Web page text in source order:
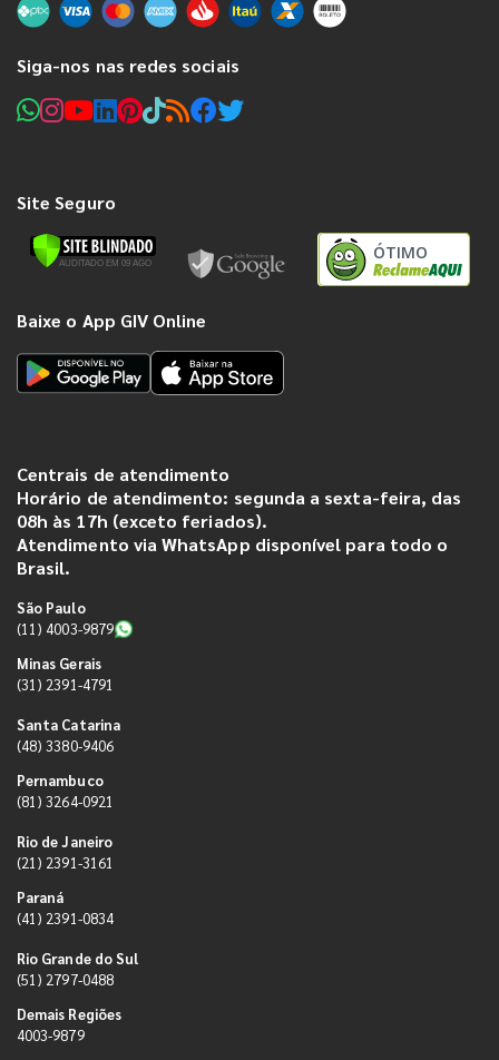
Siga-nos nas redes sociais
Site Seguro
ÓTIMO
Baixe o App GIV Online
Centrais de atendimento
Horário de atendimento: segunda a sexta-feira, das
08h às 17h (exceto feriados).
Atendimento via WhatsApp disponível para todo o
Brasil.
São Paulo
(11) 4003-9879
Minas Gerais
(31) 2391-4791
Santa Catarina
(48) 3380-9406
Pernambuco
(81) 3264-0921
Rio de Janeiro
(21) 2391-3161
Paraná
(41) 2391-0834
Rio Grande do Sul
(51) 2797-0488
Demais Regiões
4003-9879